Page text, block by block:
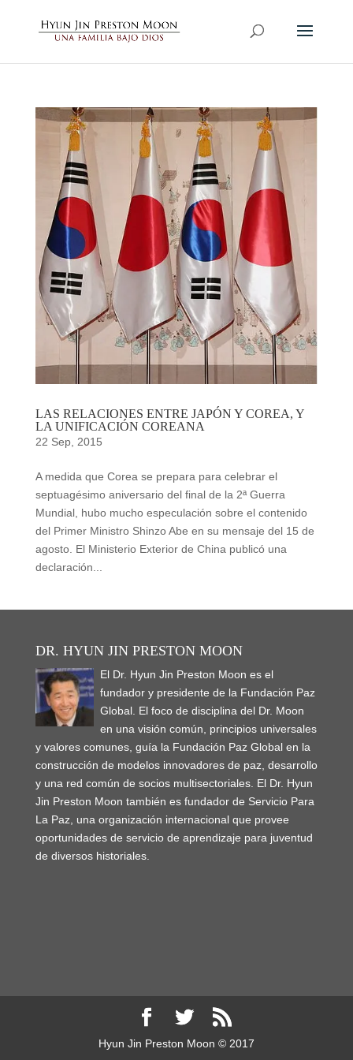
LAS RELACIONES ENTRE JAPÓN Y COREA, Y
LA UNIFICACIÓN COREANA
22 Sep, 2015
A medida que Corea se prepara para celebrar el
septuagésimo aniversario del final de la 2ª Guerra
Mundial, hubo mucho especulación sobre el contenido
del Primer Ministro Shinzo Abe en su mensaje del 15 de
agosto. El Ministerio Exterior de China publicó una
declaración...
DR. HYUN JIN PRESTON MOON
El Dr. Hyun Jin Preston Moon es el
fundador y presidente de la Fundación Paz
Global. El foco de disciplina del Dr. Moon
en una visión común, principios universales
y valores comunes, guía la Fundación Paz Global en la
construcción de modelos innovadores de paz, desarrollo
y una red común de socios multisectoriales. El Dr. Hyun
Jin Preston Moon también es fundador de Servicio Para
La Paz, una organización internacional que provee
oportunidades de servicio de aprendizaje para juventud
de diversos historiales.
Hyun Jin Preston Moon © 2017